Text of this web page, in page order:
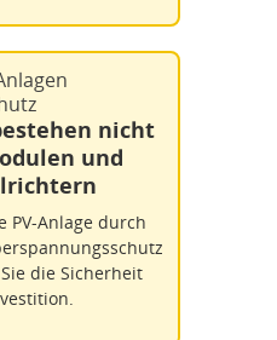
nicht
und
PV-Anlage durch
die Sicherheit